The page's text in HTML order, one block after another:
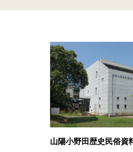
山陽小野田歴史民俗資